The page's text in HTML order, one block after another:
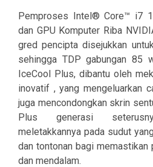
Pemproses Intel® Core™ i7
dan GPU Komputer Riba
gred pencipta disejukkan
sehingga TDP gabungan 85
IceCool Plus, dibantu oleh
inovatif , yang mengeluarkan
juga mencondongkan skrin
Plus generasi
meletakkannya pada sudut
dan tontonan bagi memastikan
dan mendalam.